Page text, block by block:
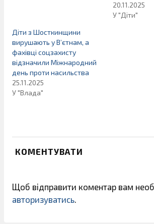
20.11.2025
У "Діти"
Діти з Шосткинщини
вирушають у В’єтнам, а
фахівці соцзахисту
відзначили Міжнародний
день проти насильства
25.11.2025
У "Влада"
КОМЕНТУВАТИ
Щоб відправити коментар вам
авторизуватись